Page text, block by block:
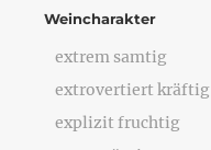
Weincharakter
extrem samtig
extrovertiert kräftig
explizit fruchtig